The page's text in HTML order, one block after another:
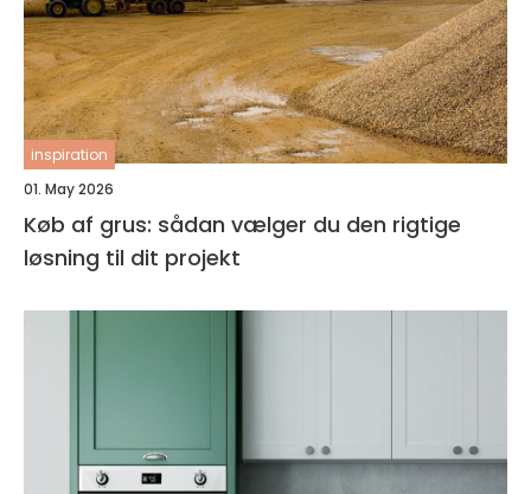
inspiration
01. May 2026
Køb af grus: sådan vælger du den rigtige
løsning til dit projekt